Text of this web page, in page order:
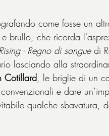
come fosse un
brullo, che ricorda
- Regno di sangue di
lasciando alla
Cotillard, le briglie di un
e dare
qualche sbavatura,